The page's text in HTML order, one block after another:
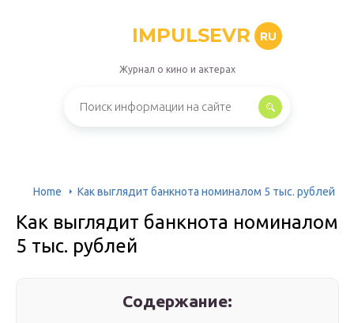
IMPULSEVR RU
Журнал о кино и актерах
Home Как выглядит банкнота номиналом 5 тыс. рублей
Как выглядит банкнота номиналом
5 тыс. рублей
Содержание: